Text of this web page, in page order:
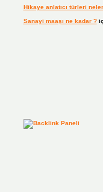
Hikaye anlatıcı türleri
Sanayi maaşı ne kadar ?